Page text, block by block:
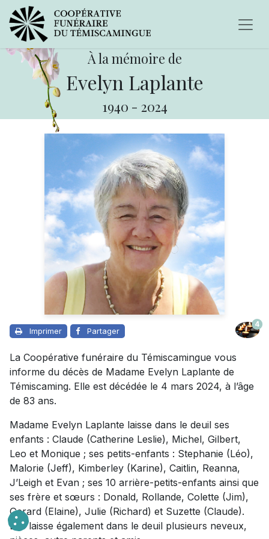
À la mémoire de
Evelyn Laplante
1940 - 2024
Imprimer Partager
4
La Coopérative funéraire du Témiscamingue vous
informe du décès de Madame Evelyn Laplante de
Témiscaming. Elle est décédée le 4 mars 2024, à l’âge
de 83 ans.
Madame Evelyn Laplante laisse dans le deuil ses
enfants : Claude (Catherine Leslie), Michel, Gilbert,
Leo et Monique ; ses petits-enfants : Stephanie (Léo),
Malorie (Jeff), Kimberley (Karine), Caitlin, Reanna,
J’Leigh et Evan ; ses 10 arrière-petits-enfants ainsi que
ses frère et sœurs : Donald, Rollande, Colette (Jim),
Gerard (Elaine), Julie (Richard) et Suzette (Claude).
Elle laisse également dans le deuil plusieurs neveux,